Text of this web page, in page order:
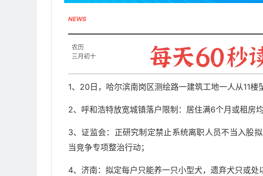
NEWS
农历
三月初十
1、20日，哈尔滨南岗区测绘路一建筑工地一人从11楼
2、呼和浩特放宽城镇落户限制：居住满6个月或租房均
3、证监会：正研究制定禁止系统离职人员不当入股
当竞争专项整治行动；
4、济南：拟定每户只能养一只小型犬，遗弃犬只或